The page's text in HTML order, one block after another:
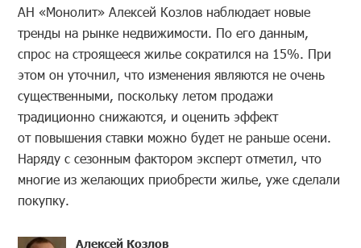
АН «Монолит» Алексей Козлов наблюдает новые
тренды на рынке недвижимости. По его данным,
спрос на строящееся жилье сократился на 15%. При
этом он уточнил, что изменения являются не очень
существенными, поскольку летом продажи
традиционно снижаются, и оценить эффект
от повышения ставки можно будет не раньше осени.
Наряду с сезонным фактором эксперт отметил, что
многие из желающих приобрести жилье, уже сделали
покупку.
Алексей Козлов